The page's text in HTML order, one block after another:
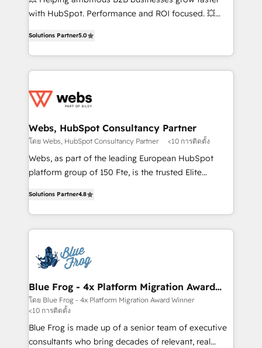
and CRM optimization • Retention strategies with
Execution • 750+ onboardings and 2,000+
implementations • Deep expertise across marketing,
with HubSpot. Performance and ROI focused. 💥
to HubSpot Better. We work with your teams to
solve all your HubSpot challenges and improve user
adoption, sales process and marketing results.
the first time 🔧 Designing and optimising your
and build using HubSpot 🔌 Integrating HubSpot
with other systems 🎓 Training your teams to be
HubSpot pros 📊 Lead generation services using
HubSpot Why us? - SIX HubSpot Accreditations -
CRM, Solutions Architecture, Onboarding , Data
Migration, Custom Integration & Platform
team of 25+ experts Contact us today to help you
get more from your investment in HubSpot.
Solutions Partner5.0
Webs, HubSpot Consultancy Partner
โดย Webs, HubSpot Consultancy Partner <10 การติดตั้ง
Webs, as part of the leading European HubSpot
platform group of 150 Fte, is the trusted Elite
maximizing EBITDA and achieving Commercial
Excellence. With our targeted processes, we
strengthen your digital transformation and minimize
Implementation partner, we provide expertise to
drive your business forward. Since 2015 we are fully
dedicated to HubSpot and with an experienced
team (50+), we work with reputable companies in
B2B sectors such as manufacturing, SaaS and
business services. We prepare a customized
business case that demonstrates the value and
Solutions Partner4.8
Blue Frog - 4x Platform Migration Award
Winner
โดย Blue Frog - 4x Platform Migration Award Winner
<10 การติดตั้ง
Blue Frog is made up of a senior team of executive
consultants who bring decades of relevant, real